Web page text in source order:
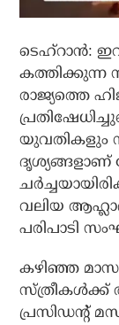
ടെഹ്റാന്‍:
കത്തിക്കുന്ന
രാജ്യത്തെ
യുവതികളും
ദൃശ്യങ്ങളാണ്
വലിയ
പരിപാടി
കഴിഞ്ഞ
പ്രസിഡന്റ്